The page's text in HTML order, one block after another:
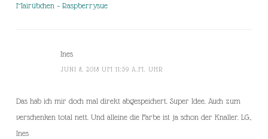
Mairübchen – Raspberrysue
Ines
JUNI 8, 2018 UM 11:59 A.M. UHR
Das hab ich mir doch mal direkt abgespeichert. Super Idee. Auch zum
verschenken total nett. Und alleine die Farbe ist ja schon der Knaller. LG,
Ines